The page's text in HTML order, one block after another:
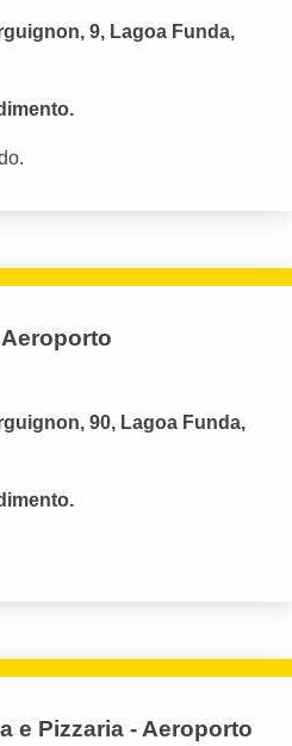
9, Lagoa Funda,
90, Lagoa Funda,
e Pizzaria - Aeroporto